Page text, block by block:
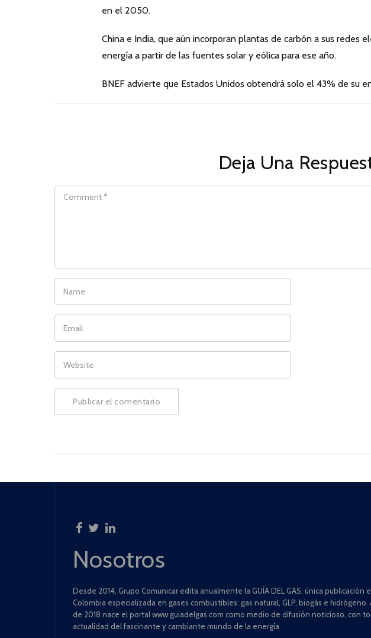
en el 2050.
China e India, que aún incorporan plantas de carbón a sus redes
energía a partir de las fuentes solar y eólica para ese año.
BNEF advierte que Estados Unidos obtendrá solo el 43% de su
Deja Una
COMMENT
NAME
EMAIL
WEBSITE
Nosotros
Desde 2014, Grupo Comunicar edita anualmente la GUÍA DEL GAS, única publicación
Colombia especializada en gases combustibles: gas natural, GLP, biogás e hidrógeno.
de 2018 nace el portal www.guiadelgas.com como medio de difusión noticioso, con
actualidad del fascinante y cambiante mundo de la energía.